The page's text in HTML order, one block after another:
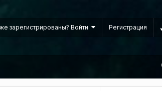
зарегистрированы? Войти Регистрация